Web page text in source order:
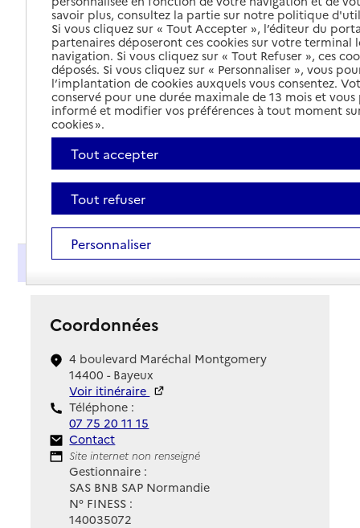
Présentation
Coordonnées
4 boulevard Maréchal Montgomery
14400 - Bayeux
Voir itinéraire
Téléphone :
07 75 20 11 15
Contact
Contact
Site Internet
Site internet non renseigné
Gestionnaire :
SAS BNB SAP Normandie
N° FINESS :
140035072
savoir plus, consultez la partie sur notre politique
Si vous cliquez sur « Tout Accepter », l’éditeur du
partenaires déposeront ces cookies sur votre terminal
navigation. Si vous cliquez sur « Tout Refuser », ces
déposés. Si vous cliquez sur « Personnaliser », vous
l’implantation de cookies auxquels vous consentez.
conservé pour une durée maximale de 13 mois et
informé et modifier vos préférences à tout moment
cookies ».
Tout accepter
Tout refuser
Personnaliser